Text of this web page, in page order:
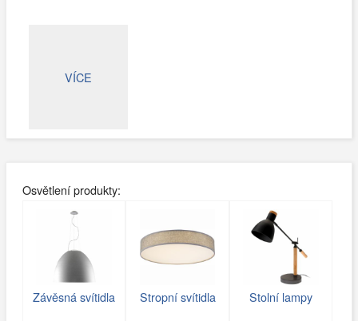
VÍCE
Osvětlení produkty:
Závěsná svítidla Stropní svítidla Stolní lampy